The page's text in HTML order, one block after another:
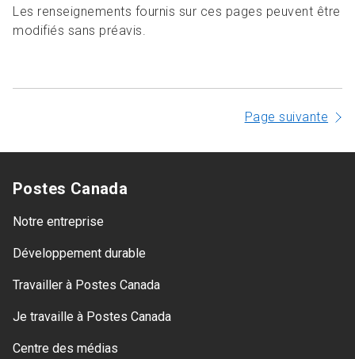
Les renseignements fournis sur ces pages peuvent être
modifiés sans préavis.
Page suivante
Postes Canada
Notre entreprise
Développement durable
Travailler à Postes Canada
Je travaille à Postes Canada
Centre des médias